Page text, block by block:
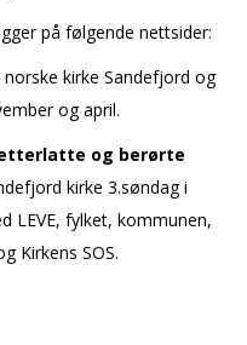
på følgende nettsider:
kirke Sandefjord og
og april.
og berørte
kirke 3.søndag i
LEVE, fylket, kommunen,
Kirkens SOS.